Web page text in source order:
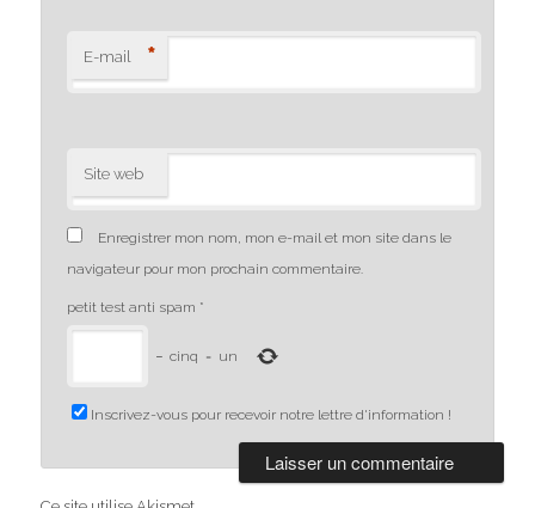
E-mail *
Site web
Enregistrer mon nom, mon e-mail et mon site dans le
navigateur pour mon prochain commentaire.
petit test anti spam *
− cinq = un
Inscrivez-vous pour recevoir notre lettre d'information !